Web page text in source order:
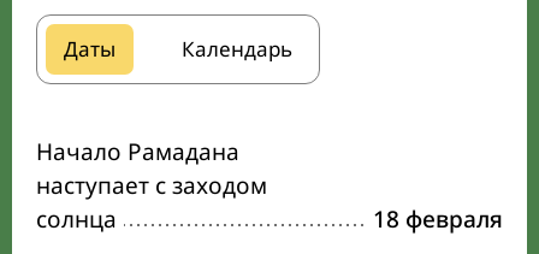
Даты Календарь
Начало Рамадана
наступает с заходом
солнца
18 февраля